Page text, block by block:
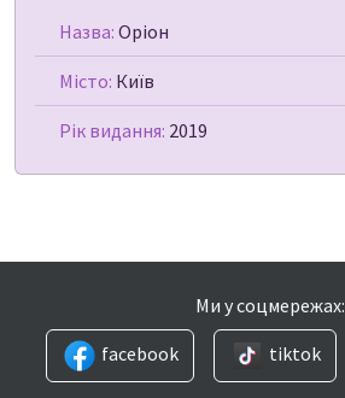
Назва: Оріон
Місто: Київ
Рік видання: 2019
Ми у соцмережах:
facebook
tiktok